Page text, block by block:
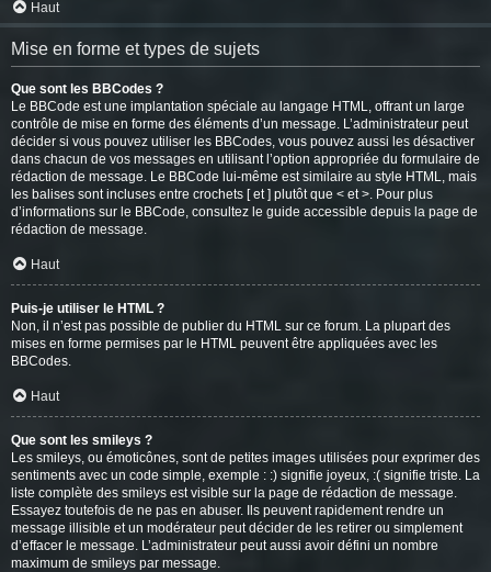
Haut
Mise en forme et types de sujets
Que sont les BBCodes ?
Le BBCode est une implantation spéciale au langage HTML, offrant un large
contrôle de mise en forme des éléments d’un message. L’administrateur peut
décider si vous pouvez utiliser les BBCodes, vous pouvez aussi les désactiver
dans chacun de vos messages en utilisant l’option appropriée du formulaire de
rédaction de message. Le BBCode lui-même est similaire au style HTML, mais
les balises sont incluses entre crochets [ et ] plutôt que < et >. Pour plus
d’informations sur le BBCode, consultez le guide accessible depuis la page de
rédaction de message.
Haut
Puis-je utiliser le HTML ?
Non, il n’est pas possible de publier du HTML sur ce forum. La plupart des
mises en forme permises par le HTML peuvent être appliquées avec les
BBCodes.
Haut
Que sont les smileys ?
Les smileys, ou émoticônes, sont de petites images utilisées pour exprimer des
sentiments avec un code simple, exemple : :) signifie joyeux, :( signifie triste. La
liste complète des smileys est visible sur la page de rédaction de message.
Essayez toutefois de ne pas en abuser. Ils peuvent rapidement rendre un
message illisible et un modérateur peut décider de les retirer ou simplement
d’effacer le message. L’administrateur peut aussi avoir défini un nombre
maximum de smileys par message.